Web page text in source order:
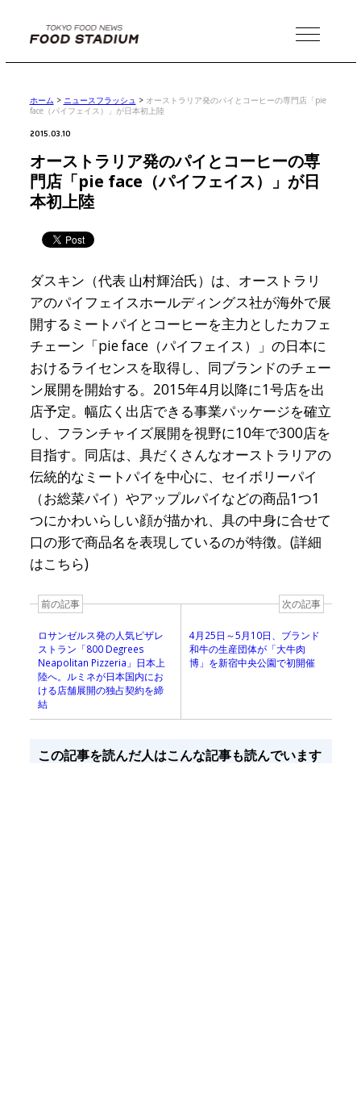
MENU
ホーム > ニュースフラッシュ > オーストラリア発のパイとコーヒーの専門店「pie
face（パイフェイス）」が日本初上陸
2015.03.10
オーストラリア発のパイとコーヒーの専
門店「pie face（パイフェイス）」が日
本初上陸
ダスキン（代表 山村輝治氏）は、オーストラリ
アのパイフェイスホールディングス社が海外で展
開するミートパイとコーヒーを主力としたカフェ
チェーン「pie face（パイフェイス）」の日本に
おけるライセンスを取得し、同ブランドのチェー
ン展開を開始する。2015年4月以降に1号店を出
店予定。幅広く出店できる事業パッケージを確立
し、フランチャイズ展開を視野に10年で300店を
目指す。同店は、具だくさんなオーストラリアの
伝統的なミートパイを中心に、セイボリーパイ
（お総菜パイ）やアップルパイなどの商品1つ1
つにかわいらしい顔が描かれ、具の中身に合せて
口の形で商品名を表現しているのが特徴。(詳細
はこちら)
前の記事
ロサンゼルス発の人気ピザレ
ストラン「800 Degrees
Neapolitan Pizzeria」日本上
陸へ。ルミネが日本国内にお
ける店舗展開の独占契約を締
結
次の記事
4月25日～5月10日、ブランド
和牛の生産団体が「大牛肉
博」を新宿中央公園で初開催
この記事を読んだ人はこんな記事も読んでいます